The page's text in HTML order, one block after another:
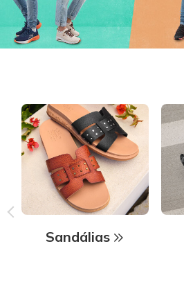
Sandálias